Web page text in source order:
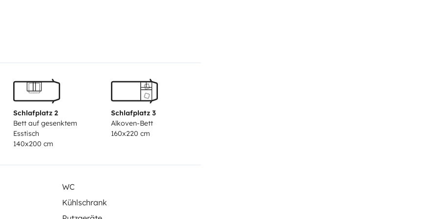
the rear-view mirror
hold 2 bicycles with child
the ropes)
veranda, illuminated in the
220x120!!)
size
Schlafplatz 2
Bett auf gesenktem
Esstisch
140x200 cm
Schlafplatz 3
Alkoven-Bett
160x220 cm
WC
Kühlschrank